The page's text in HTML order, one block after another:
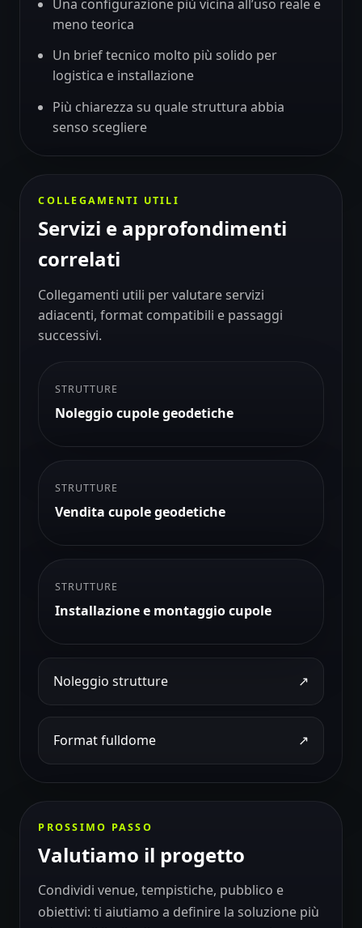
Una configurazione più vicina all’uso reale e
meno teorica
Un brief tecnico molto più solido per
logistica e installazione
Più chiarezza su quale struttura abbia
senso scegliere
COLLEGAMENTI UTILI
Servizi e approfondimenti
correlati
Collegamenti utili per valutare servizi
adiacenti, format compatibili e passaggi
successivi.
STRUTTURE
Noleggio cupole geodetiche
STRUTTURE
Vendita cupole geodetiche
STRUTTURE
Installazione e montaggio cupole
Noleggio strutture ↗
Format fulldome ↗
PROSSIMO PASSO
Valutiamo il progetto
Condividi venue, tempistiche, pubblico e
obiettivi: ti aiutiamo a definire la soluzione più